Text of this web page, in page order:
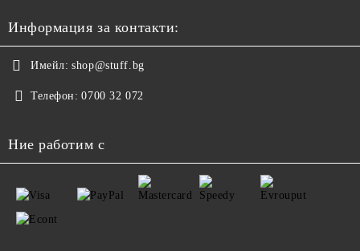
Информация за контакти:
Имейл: shop@stuff.bg
Телефон: 0700 32 072
Ние работим с